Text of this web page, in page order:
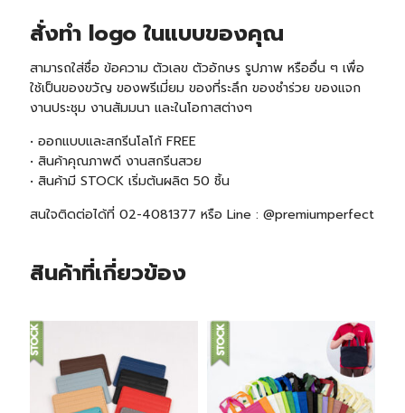
สั่งทำ logo ในแบบของคุณ
สามารถใส่ชื่อ ข้อความ ตัวเลข ตัวอักษร รูปภาพ หรืออื่น ๆ เพื่อ
ใช้เป็นของขวัญ ของพรีเมี่ยม ของที่ระลึก ของชำร่วย ของแจก
งานประชุม งานสัมมนา และในโอกาสต่างๆ
• ออกแบบและสกรีนโลโก้ FREE
• สินค้าคุณภาพดี งานสกรีนสวย
• สินค้ามีSTOCK เริ่มต้นผลิต 50 ชิ้น
สนใจติดต่อได้ที่ 02-4081377 หรือ Line : @premiumperfect
สินค้าที่เกี่ยวข้อง